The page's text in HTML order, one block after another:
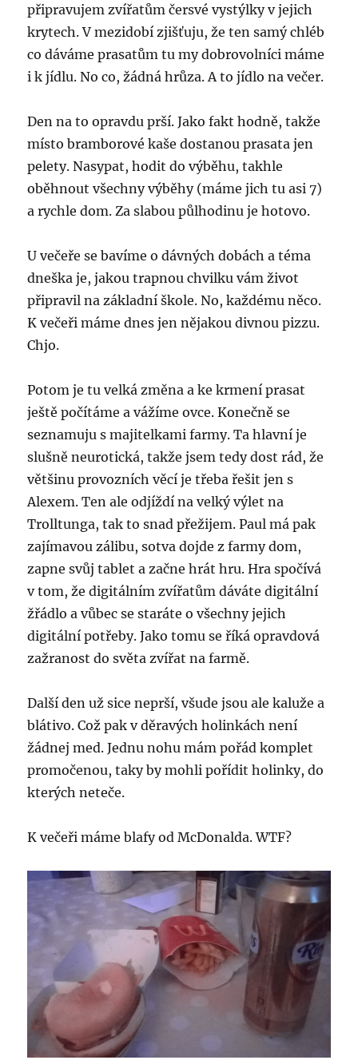
připravujem zvířatům čersvé vystýlky v jejich
krytech. V mezidobí zjišťuju, že ten samý chléb
co dáváme prasatům tu my dobrovolníci máme
i k jídlu. No co, žádná hrůza. A to jídlo na večer.
Den na to opravdu prší. Jako fakt hodně, takže
místo bramborové kaše dostanou prasata jen
pelety. Nasypat, hodit do výběhu, takhle
oběhnout všechny výběhy (máme jich tu asi 7)
a rychle dom. Za slabou půlhodinu je hotovo.
U večeře se bavíme o dávných dobách a téma
dneška je, jakou trapnou chvilku vám život
připravil na základní škole. No, každému něco.
K večeři máme dnes jen nějakou divnou pizzu.
Chjo.
Potom je tu velká změna a ke krmení prasat
ještě počítáme a vážíme ovce. Konečně se
seznamuju s majitelkami farmy. Ta hlavní je
slušně neurotická, takže jsem tedy dost rád, že
většinu provozních věcí je třeba řešit jen s
Alexem. Ten ale odjíždí na velký výlet na
Trolltunga, tak to snad přežijem. Paul má pak
zajímavou zálibu, sotva dojde z farmy dom,
zapne svůj tablet a začne hrát hru. Hra spočívá
v tom, že digitálním zvířatům dáváte digitální
žřádlo a vůbec se staráte o všechny jejich
digitální potřeby. Jako tomu se říká opravdová
zažranost do světa zvířat na farmě.
Další den už sice neprší, všude jsou ale kaluže a
blátivo. Což pak v děravých holinkách není
žádnej med. Jednu nohu mám pořád komplet
promočenou, taky by mohli pořídit holinky, do
kterých neteče.
K večeři máme blafy od McDonalda. WTF?